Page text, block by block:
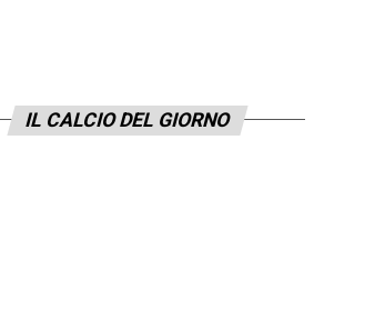
IL CALCIO DEL GIORNO